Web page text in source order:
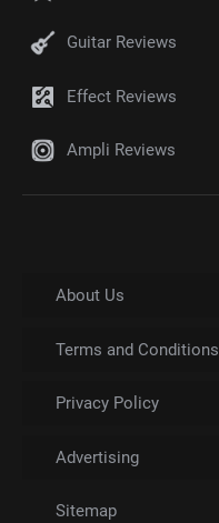
Guitar Reviews
Effect Reviews
Ampli Reviews
About Us
Terms and Conditions
Privacy Policy
Advertising
Sitemap